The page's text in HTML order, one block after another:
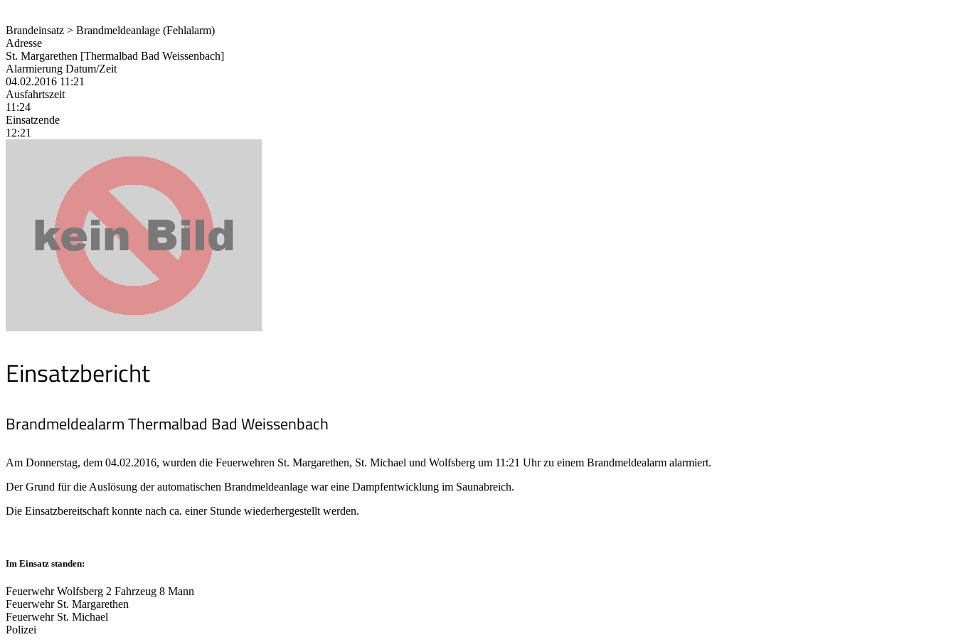
Brandeinsatz > Brandmeldeanlage (Fehlalarm)
Adresse
St. Margarethen [Thermalbad Bad Weissenbach]
Alarmierung Datum/Zeit
04.02.2016 11:21
Ausfahrtszeit
11:24
Einsatzende
12:21
Einsatzbericht
Brandmeldealarm Thermalbad Bad Weissenbach
Am Donnerstag, dem 04.02.2016, wurden die Feuerwehren St. Margarethen, St. Michael und Wolfsberg um 11:21 Uhr zu einem Brandmeldealarm alarmiert.
Der Grund für die Auslösung der automatischen Brandmeldeanlage war eine Dampfentwicklung im Saunabreich.
Die Einsatzbereitschaft konnte nach ca. einer Stunde wiederhergestellt werden.
Im Einsatz standen:
Feuerwehr Wolfsberg 2 Fahrzeug 8 Mann
Feuerwehr St. Margarethen
Feuerwehr St. Michael
Polizei